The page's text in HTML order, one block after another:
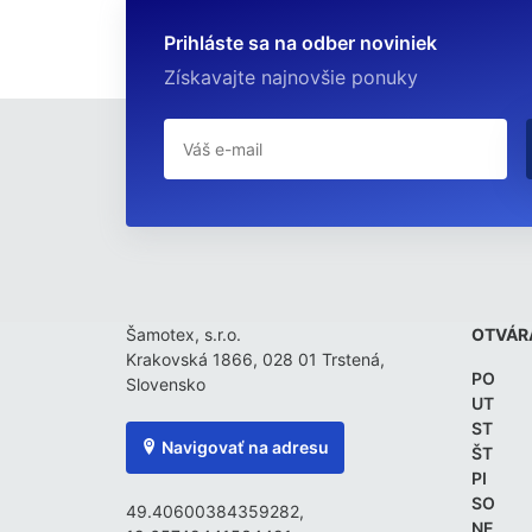
Prihláste sa na odber noviniek
Získavajte najnovšie ponuky
Šamotex, s.r.o.
Krakovská 1866, 028 01 Trstená,
Slovensko
Navigovať na adresu
49.40600384359282,
PO
UT
ST
ŠT
PI
SO
NE